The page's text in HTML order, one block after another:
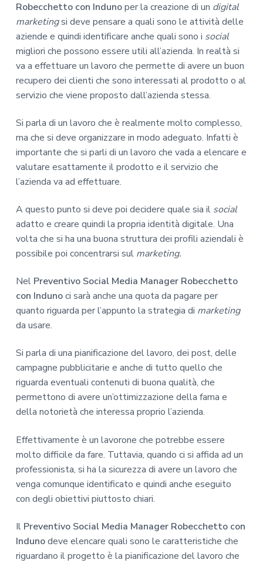
Robecchetto con Indunoper la creazione di un digital
marketingsi deve pensare a quali sono le attività delle
aziende e quindi identificare anche quali sono i social
migliori che possono essere utili all’azienda. In realtà si
va a effettuare un lavoro che permette di avere un buon
recupero dei clienti che sono interessati al prodotto o al
servizio che viene proposto dall’azienda stessa.
Si parla di un lavoro che è realmente molto complesso,
ma che si deve organizzare in modo adeguato. Infatti è
importante che si parli di un lavoro che vada a elencare e
valutare esattamente il prodotto e il servizio che
l’azienda va ad effettuare.
A questo punto si deve poi decidere quale sia il social
adatto e creare quindi la propria identità digitale. Una
volta che si ha una buona struttura dei profili aziendali è
possibile poi concentrarsi sul marketing.
NelPreventivo Social Media Manager Robecchetto
con Indunoci sarà anche una quota da pagare per
quanto riguarda per l’appunto la strategia di marketing
da usare.
Si parla di una pianificazione del lavoro, dei post, delle
campagne pubblicitarie e anche di tutto quello che
riguarda eventuali contenuti di buona qualità, che
permettono di avere un’ottimizzazione della fama e
della notorietà che interessa proprio l’azienda.
Effettivamente è un lavorone che potrebbe essere
molto difficile da fare. Tuttavia, quando ci si affida ad un
professionista, si ha la sicurezza di avere un lavoro che
venga comunque identificato e quindi anche eseguito
con degli obiettivi piuttosto chiari.
Il Preventivo Social Media Manager Robecchetto con
Indunodeve elencare quali sono le caratteristiche che
riguardano il progetto è la pianificazione del lavoro che